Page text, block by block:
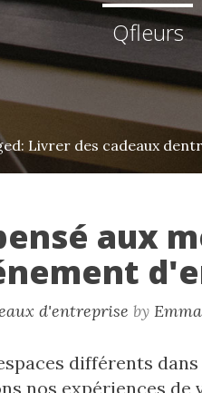
Qfleurs
Livrer des cadeaux
aux
d'entreprise by Emma
différents
nos expériences